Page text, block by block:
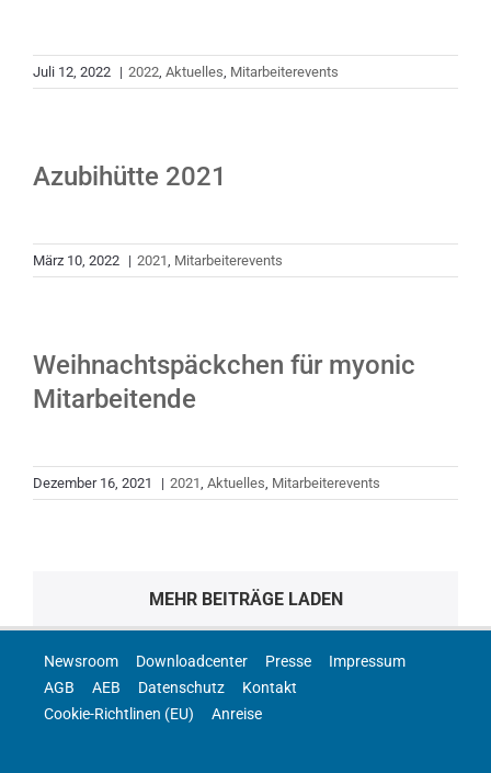
Juli 12, 2022 | 2022, Aktuelles, Mitarbeiterevents
Azubihütte 2021
März 10, 2022 | 2021, Mitarbeiterevents
Weihnachtspäckchen für myonic
Mitarbeitende
Dezember 16, 2021 | 2021, Aktuelles, Mitarbeiterevents
MEHR BEITRÄGE LADEN
Newsroom Downloadcenter Presse
Impressum
AGB
AEB Datenschutz
Kontakt
Cookie-Richtlinen (EU)
Anreise